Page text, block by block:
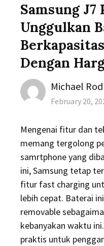
Samsung J7
Unggulkan
Dengan
Author
Michael
Posted
February 20,
Mengenai fitur dan
memang tergolong
samrtphone yang
ini, Samsung tetap
fitur fast charging
lebih cepat. Baterai
removable
kebanyakan waktu
praktis untuk